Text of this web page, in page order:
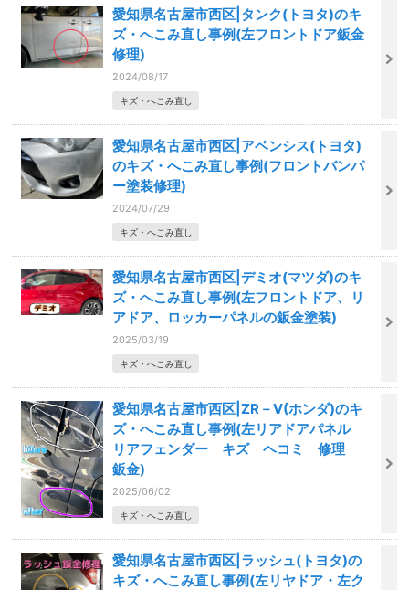
愛知県名古屋市西区|タンク(トヨタ)のキ
ズ・へこみ直し事例(左フロントドア鈑金
修理)
2024/08/17
キズ・へこみ直し
愛知県名古屋市西区|アベンシス(トヨタ)
のキズ・へこみ直し事例(フロントバンパ
ー塗装修理)
2024/07/29
キズ・へこみ直し
愛知県名古屋市西区|デミオ(マツダ)のキ
ズ・へこみ直し事例(左フロントドア、リ
アドア、ロッカーパネルの鈑金塗装)
2025/03/19
キズ・へこみ直し
愛知県名古屋市西区|ZR－V(ホンダ)のキ
ズ・へこみ直し事例(左リアドアパネル
リアフェンダー キズ ヘコミ 修理
鈑金)
2025/06/02
キズ・へこみ直し
愛知県名古屋市西区|ラッシュ(トヨタ)の
キズ・へこみ直し事例(左リヤドア・左ク